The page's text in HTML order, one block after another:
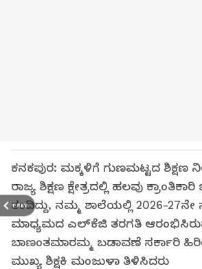
PREV
ಕನಕಪುರ: ಮಕ್ಕಳಿಗೆ ಗುಣಮಟ್ಟದ ಶಿಕ್ಷಣ
ರಾಜ್ಯ ಶಿಕ್ಷಣ ಕ್ಷೇತ್ರದಲ್ಲಿ ಹಲವು
ತಂದಿದ್ದು, ನಮ್ಮ ಶಾಲೆಯಲ್ಲಿ 2026-27ನೇ
ಮಾಧ್ಯಮದ ಎಲ್‌ಕೆಜಿ ತರಗತಿ
ಬಾಣಂತಮಾರಮ್ಮ ಬಡಾವಣೆ ಸರ್ಕಾರಿ
ಮುಖ್ಯ ಶಿಕ್ಷಕಿ ಮಂಜುಳಾ ತಿಳಿಸಿದರು